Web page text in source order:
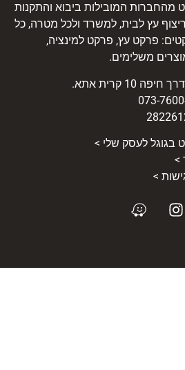
מהחברות המובילות ביבוא והתקנות
עץ לבית, למשרד ולכל מטרה, כל
פרקט עץ, פרקט למינציה,
משלימים.
10 קרית אתא.
בגוגל לעסק שלי >
>
>